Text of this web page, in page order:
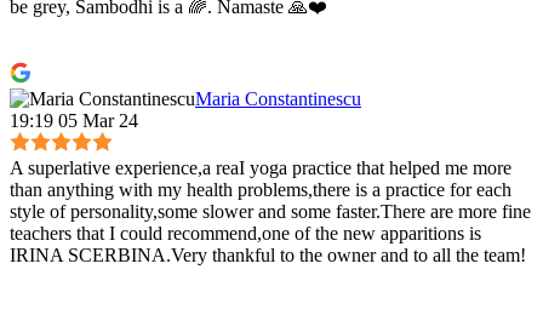
be grey, Sambodhi is a 🌈. Namaste 🙏❤️
Maria Constantinescu
19:19 05 Mar 24
A superlative experience,a reaI yoga practice that helped me more
than anything with my health problems,there is a practice for each
style of personality,some slower and some faster.There are more fine
teachers that I could recommend,one of the new apparitions is
IRINA SCERBINA.Very thankful to the owner and to all the team!